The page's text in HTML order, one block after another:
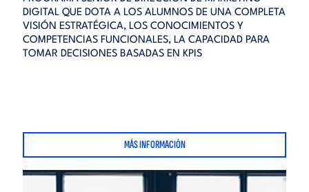
DIGITAL QUE DOTA A LOS ALUMNOS DE UNA COMPLETA
VISIÓN ESTRATÉGICA, LOS CONOCIMIENTOS Y
COMPETENCIAS FUNCIONALES, LA CAPACIDAD PARA
TOMAR DECISIONES BASADAS EN KPIS
MÁS INFORMACIÓN